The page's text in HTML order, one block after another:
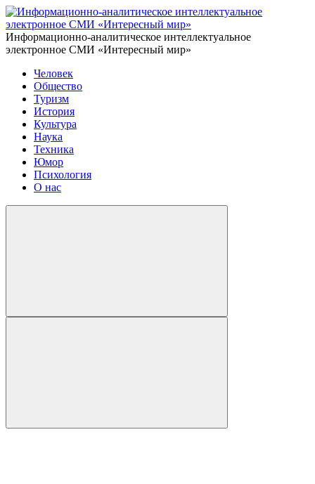
Информационно-аналитическое интеллектуальное
электронное СМИ «Интересный мир»
Человек
Общество
Туризм
История
Культура
Наука
Техника
Юмор
Психология
О нас